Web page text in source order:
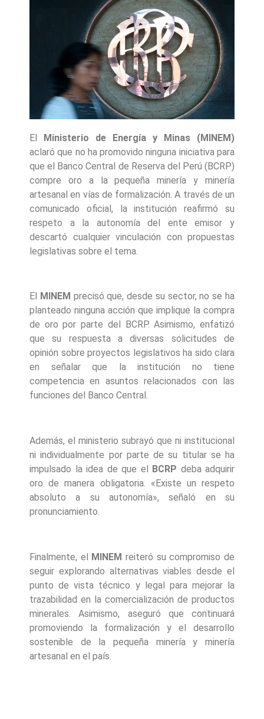
El Ministerio de Energía y Minas (MINEM)
aclaró que no ha promovido ninguna iniciativa para
que el Banco Central de Reserva del Perú (BCRP)
compre oro a la pequeña minería y minería
artesanal en vías de formalización. A través de un
comunicado oficial, la institución reafirmó su
respeto a la autonomía del ente emisor y
descartó cualquier vinculación con propuestas
legislativas sobre el tema.
El MINEM precisó que, desde su sector, no se ha
planteado ninguna acción que implique la compra
de oro por parte del BCRP. Asimismo, enfatizó
que su respuesta a diversas solicitudes de
opinión sobre proyectos legislativos ha sido clara
en señalar que la institución no tiene
competencia en asuntos relacionados con las
funciones del Banco Central.
Además, el ministerio subrayó que ni institucional
ni individualmente por parte de su titular se ha
impulsado la idea de que el BCRP deba adquirir
oro de manera obligatoria. «Existe un respeto
absoluto a su autonomía», señaló en su
pronunciamiento.
Finalmente, el MINEM reiteró su compromiso de
seguir explorando alternativas viables desde el
punto de vista técnico y legal para mejorar la
trazabilidad en la comercialización de productos
minerales. Asimismo, aseguró que continuará
promoviendo la formalización y el desarrollo
sostenible de la pequeña minería y minería
artesanal en el país.